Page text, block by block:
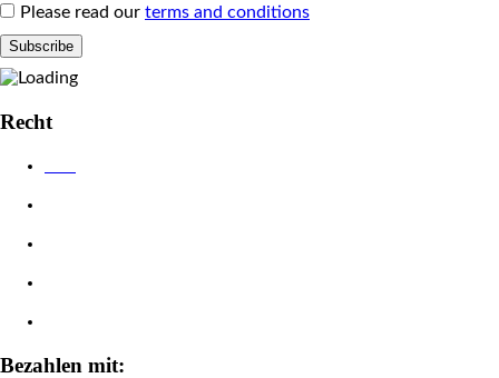
Please read our terms and conditions
Recht
Bezahlen mit: